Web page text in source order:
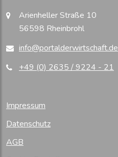
Arienheller Straße 10
56598 Rheinbrohl
info@portalderwirtschaft.de
+49 (0) 2635 / 9224 - 21
Impressum
Datenschutz
AGB